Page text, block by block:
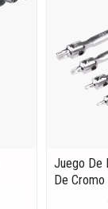
Juego De
De